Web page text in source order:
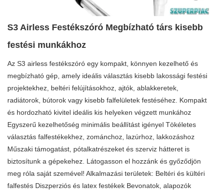
S3 Airless Festékszóró Megbízható társ kisebb
festési munkákhoz
Az S3 airless festékszóró egy kompakt, könnyen kezelhető és
megbízható gép, amely ideális választás kisebb lakossági festési
projektekhez, beltéri felújításokhoz, ajtók, ablakkeretek,
radiátorok, bútorok vagy kisebb falfelületek festéséhez. Kompakt
és hordozható kivitel ideális kis helyeken végzett munkához
Egyszerű kezelhetőség minimális beállítást igényel Tökéletes
választás falfestékekhez, zománchoz, lazúrhoz, lakkozáshoz
Műszaki támogatást, pótalkatrészeket és szerviz hátteret is
biztosítunk a gépekehez. Látogasson el hozzánk és győződjön
meg róla saját szemével! Alkalmazási területek: Beltéri és kültéri
falfestés Diszperziós és latex festékek Bevonatok, alapozók